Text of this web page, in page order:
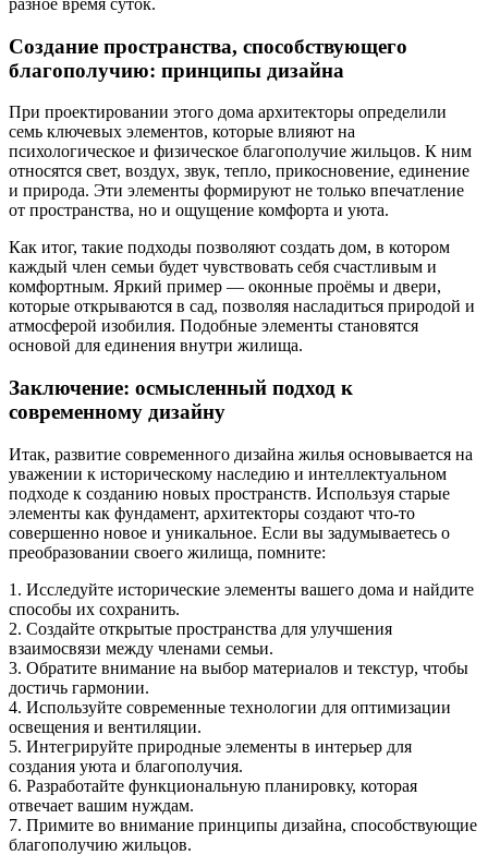
разное время суток.
Создание пространства, способствующего
благополучию: принципы дизайна
При проектировании этого дома архитекторы определили
семь ключевых элементов, которые влияют на
психологическое и физическое благополучие жильцов. К ним
относятся свет, воздух, звук, тепло, прикосновение, единение
и природа. Эти элементы формируют не только впечатление
от пространства, но и ощущение комфорта и уюта.
Как итог, такие подходы позволяют создать дом, в котором
каждый член семьи будет чувствовать себя счастливым и
комфортным. Яркий пример — оконные проёмы и двери,
которые открываются в сад, позволяя насладиться природой и
атмосферой изобилия. Подобные элементы становятся
основой для единения внутри жилища.
Заключение: осмысленный подход к
современному дизайну
Итак, развитие современного дизайна жилья основывается на
уважении к историческому наследию и интеллектуальном
подходе к созданию новых пространств. Используя старые
элементы как фундамент, архитекторы создают что-то
совершенно новое и уникальное. Если вы задумываетесь о
преобразовании своего жилища, помните:
1. Исследуйте исторические элементы вашего дома и найдите
способы их сохранить.
2. Создайте открытые пространства для улучшения
взаимосвязи между членами семьи.
3. Обратите внимание на выбор материалов и текстур, чтобы
достичь гармонии.
4. Используйте современные технологии для оптимизации
освещения и вентиляции.
5. Интегрируйте природные элементы в интерьер для
создания уюта и благополучия.
6. Разработайте функциональную планировку, которая
отвечает вашим нуждам.
7. Примите во внимание принципы дизайна, способствующие
благополучию жильцов.